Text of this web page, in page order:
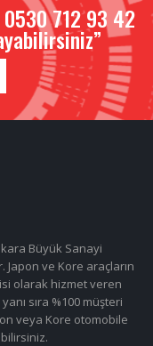
712 93 42
Büyük Sanayi
ve Kore araçların
olarak hizmet veren
sıra %100 müşteri
veya Kore otomobile